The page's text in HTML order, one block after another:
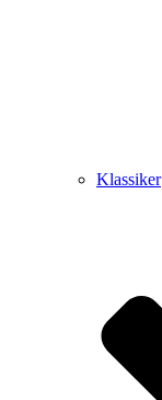
Klassiker